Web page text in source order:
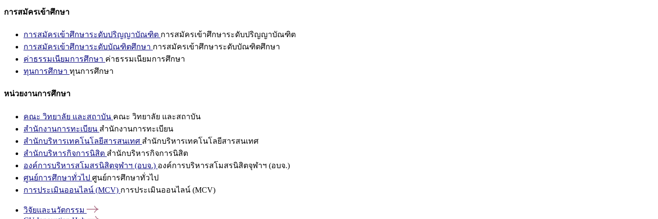
การสมัครเข้าศึกษา
การสมัครเข้าศึกษาระดับปริญญาบัณฑิต การสมัครเข้าศึกษาระดับปริญญาบัณฑิต
การสมัครเข้าศึกษาระดับบัณฑิตศึกษา การสมัครเข้าศึกษาระดับบัณฑิตศึกษา
ค่าธรรมเนียมการศึกษา ค่าธรรมเนียมการศึกษา
ทุนการศึกษา ทุนการศึกษา
หน่วยงานการศึกษา
คณะ วิทยาลัย และสถาบัน คณะ วิทยาลัย และสถาบัน
สำนักงานการทะเบียน สำนักงานการทะเบียน
สำนักบริหารเทคโนโลยีสารสนเทศ สำนักบริหารเทคโนโลยีสารสนเทศ
สำนักบริหารกิจการนิสิต สำนักบริหารกิจการนิสิต
องค์การบริหารสโมสรนิสิตจุฬาฯ (อบจ.) องค์การบริหารสโมสรนิสิตจุฬาฯ (อบจ.)
ศูนย์การศึกษาทั่วไป ศูนย์การศึกษาทั่วไป
การประเมินออนไลน์ (MCV) การประเมินออนไลน์ (MCV)
วิจัยและนวัตกรรม